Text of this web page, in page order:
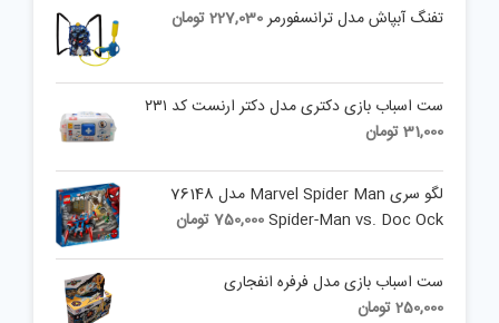
تفنگ آبپاش مدل ترانسفورمر227,030تومان
ست اسباب بازی دکتری مدل دکتر ارنست کد ۲۳۱
31,000تومان
لگو سری Marvel Spider Man مدل 76148
Spider-Man vs. Doc Ock
750,000تومان
ست اسباب بازی مدل فرفره انفجاری
250,000تومان